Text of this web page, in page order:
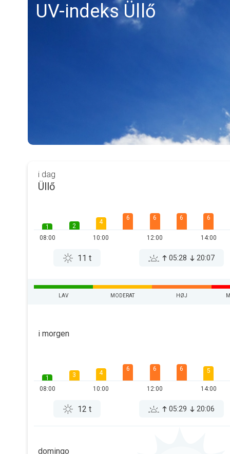
UV-indeks Üllő
i dag
Üllő
1
08:00
2
4
10:00
6 6
12:00
6 6
14:00
11 t 05:28 20:07
LAV MODERAT HØJ
i morgen
1
08:00
3 4
10:00
6 6
12:00
6 5
14:00
12 t 05:29 20:06
domingo